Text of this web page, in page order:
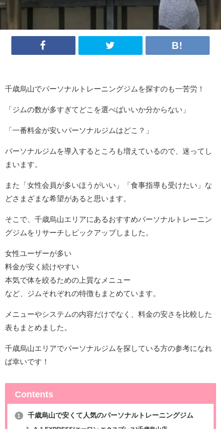
千歳烏山でパーソナルトレーニングジムを探すのも一苦労！
「ジムの数が多すぎてどこを選べばいいか分からない」
「一番料金が安いパーソナルジムはどこ？」
パーソナルジムを導入するところも増えているので、迷ってし
まいます。
また「女性会員が多いほうがいい」「食事指導も受けたい」な
どさまざまな希望があると思います。
そこで、千歳烏山エリアにあるおすすめパーソナルトレーニン
グジムをリサーチしピックアップしました。
女性ユーザーが多い
料金が安く続けやすい
本気で体を絞るための上質なメニュー
など、ジムそれぞれの特徴もまとめています。
メニューやシステムの内容だけでなく、料金の安さを比較した
表もまとめました。
千歳烏山エリアでパーソナルジムを探している方の参考になれ
ば幸いです！
Contents
1 千歳烏山で安くて人気のパーソナルトレーニングジム